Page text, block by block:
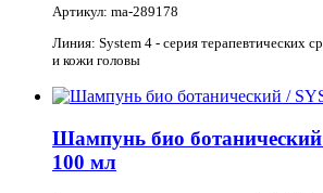
Артикул: ma-289178
Линия: System 4 - серия терапевтических
и кожи головы
Шампунь био
100 мл